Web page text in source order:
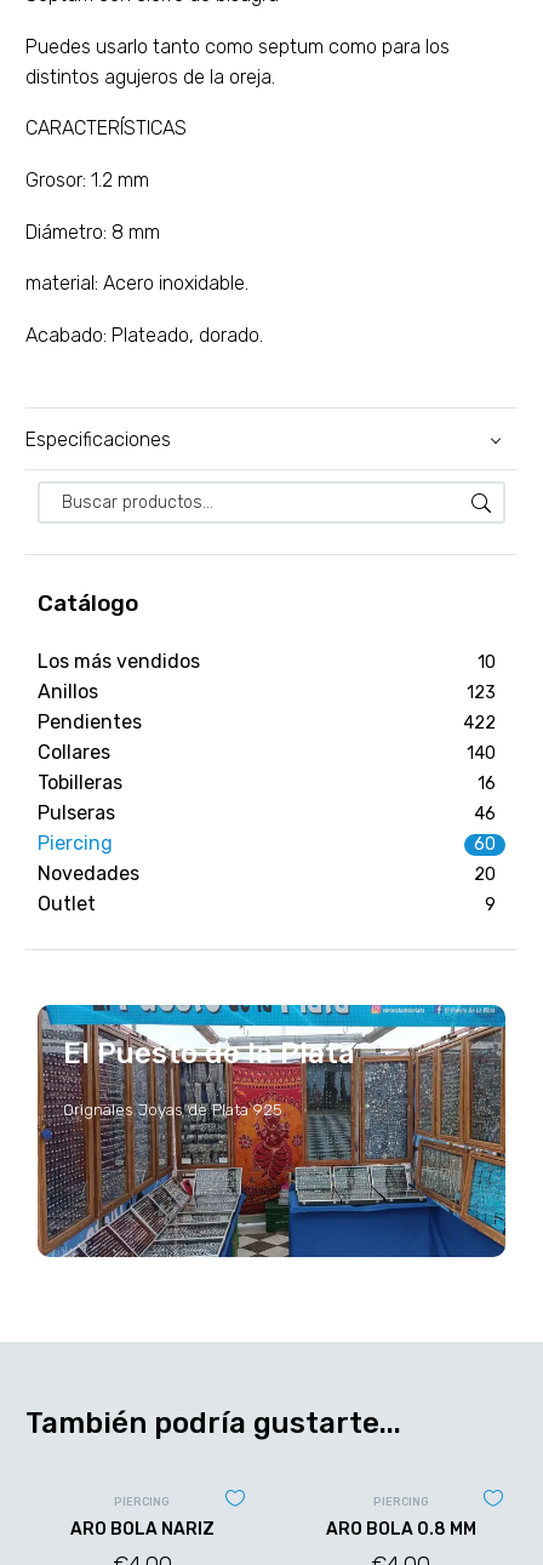
Catálogo
Los más vendidos 10
Anillos 123
Pendientes 422
Collares 140
Tobilleras 16
Pulseras 46
Piercing 60
Novedades 20
Outlet 9
El Puesto de la Plata
Orignales Joyas de Plata 925
Puedes usarlo tanto como septum como para los
distintos agujeros de la oreja.
CARACTERÍSTICAS
Grosor: 1.2 mm
Diámetro: 8 mm
material: Acero inoxidable.
Acabado: Plateado, dorado.
Especificaciones
También podría gustarte...
PIERCING
ARO BOLA NARIZ
PIERCING
ARO BOLA 0.8 MM